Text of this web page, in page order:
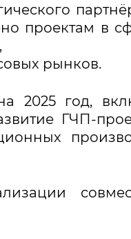
проектам в
рынков.
2025 год,
ГЧП-